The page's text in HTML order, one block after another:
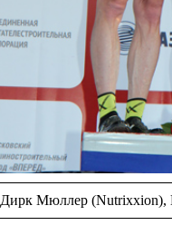
Дирк Мюллер (Nutrixxion),